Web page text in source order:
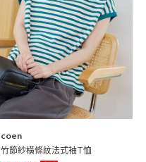
coen
竹節紗橫條紋法式袖T恤